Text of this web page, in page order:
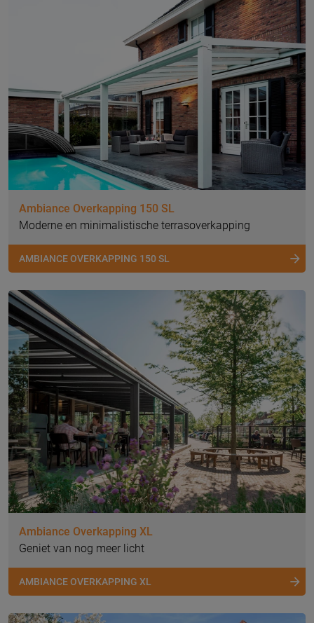
Ambiance Overkapping 150 SL
Moderne en minimalistische terrasoverkapping
AMBIANCE OVERKAPPING 150 SL
Ambiance Overkapping XL
Geniet van nog meer licht
AMBIANCE OVERKAPPING XL